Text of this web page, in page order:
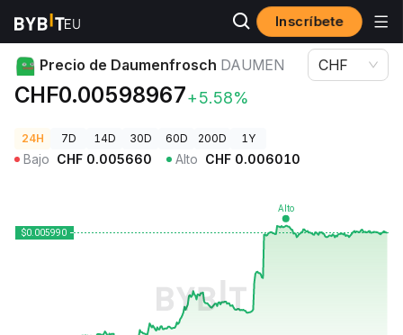
Inscríbete
Precios de Criptomonedas Precio de Daumenfrosch DAUMEN
Precio de Daumenfrosch DAUMEN
CHF0.00598967+5.58%
CHF
24H 7D 14D 30D 60D 200D 1Y
Bajo CHF 0.005660 Alto CHF 0.006010